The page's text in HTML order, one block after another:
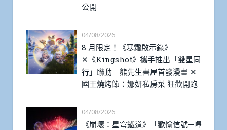
公開
04/08/2026
8 月限定！《寒霜啟示錄》
✕《Kingshot》攜手推出「雙星同
行」聯動 熊先生書屋首發漫畫 ✕
國王燒烤節：娜妍私房菜 狂歡開跑
04/08/2026
《崩壞：星穹鐵道》「歡愉信號—嗶